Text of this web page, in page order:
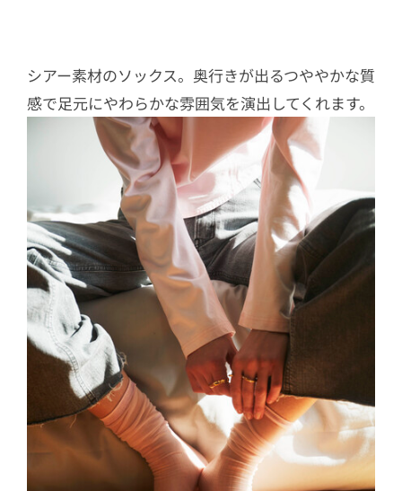
シアー素材のソックス。奥行きが出るつややかな質
感で足元にやわらかな雰囲気を演出してくれます。